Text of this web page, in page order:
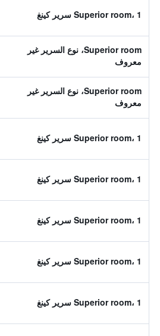
Superior room، 1 سرير كينغ
Superior room، نوع السرير غير
معروف
Superior room، نوع السرير غير
معروف
Superior room، 1 سرير كينغ
Superior room، 1 سرير كينغ
Superior room، 1 سرير كينغ
Superior room، 1 سرير كينغ
Superior room، 1 سرير كينغ